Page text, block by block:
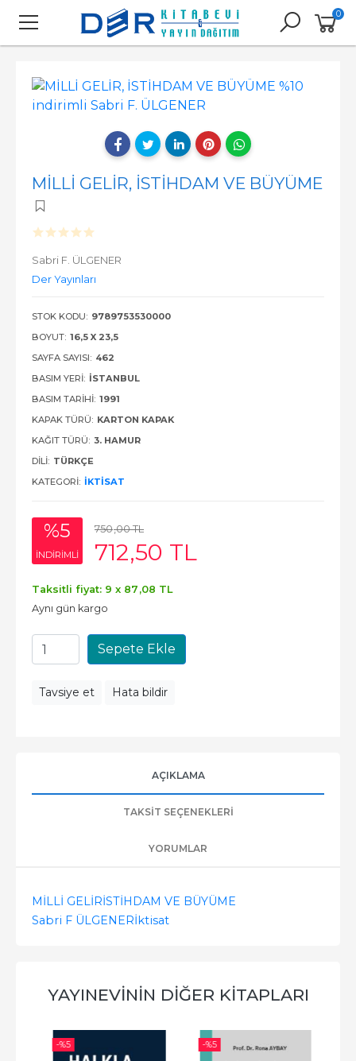
0
MİLLİ GELİR, İSTİHDAM VE BÜYÜME
Sabri F. ÜLGENER
Der Yayınları
STOK KODU: 9789753530000
BOYUT: 16,5 X 23,5
SAYFA SAYISI: 462
BASIM YERI: İSTANBUL
BASIM TARIHI: 1991
KAPAK TÜRÜ: KARTON KAPAK
KAĞIT TÜRÜ: 3. HAMUR
DILI: TÜRKÇE
KATEGORI: İKTISAT
%5
INDIRIMLI
750,00TL
712,50 TL
Taksitli fiyat: 9 x 87 ,08 TL
Aynı gün kargo
Sepete Ekle
Tavsiye et Hata bildir
AÇIKLAMA
TAKSIT SEÇENEKLERI
YORUMLAR
MİLLİ GELİRİSTİHDAM VE BÜYÜME
Sabri F ÜLGENERİktisat
YAYINEVININ DIĞER KITAPLARI
-%5 -%5